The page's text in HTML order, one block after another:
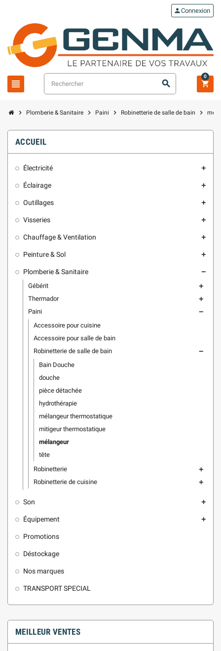
view_headline search
personConnexion
shopping_cart
0
chevron_right Plomberie & Sanitaire chevron_right Paini chevron_right Robinetterie de salle de bain chevron_right
ACCUEIL
Électricité add
Éclairage add
Outillages add
Visseries add
Chauffage & Ventilation add
Peinture & Sol add
Plomberie & Sanitaire remove
Gébérit add
Thermador add
Paini remove
Accessoire pour cuisine
Accessoire pour salle de bain
Robinetterie de salle de bain
remove
Bain Douche
douche
pièce détachée
hydrothérapie
mélangeur thermostatique
mitigeur thermostatique
mélangeur
tête
Robinetterie
add
Robinetterie de cuisine add
Son add
Équipement add
Promotions
Déstockage
Nos marques
TRANSPORT SPECIAL
MEILLEUR VENTES